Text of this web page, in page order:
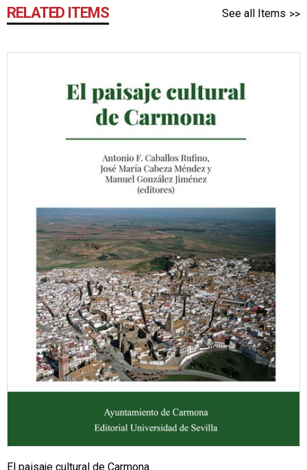
RELATED ITEMS See all Items
El paisaje cultural de Carmona